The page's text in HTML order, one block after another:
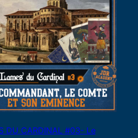
DU CARDINAL #03- Le